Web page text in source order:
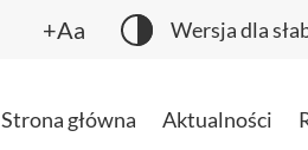
+Aa Wersja dla
Strona główna Aktualności